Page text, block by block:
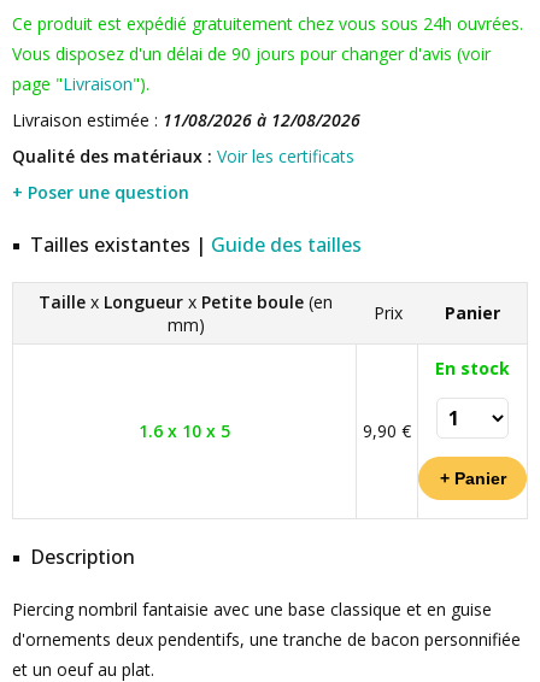
Ce produit est expédié gratuitement chez vous sous 24h ouvrées.
Vous disposez d'un délai de 90 jours pour changer d'avis (voir
page "Livraison").
Livraison estimée : 11/08/2026 à 12/08/2026
Qualité des matériaux : Voir les certificats
+ Poser une question
Tailles existantes | Guide des tailles
Taille x Longueur x Petite boule (en
mm)
Prix Panier
1.6 x 10 x 5 9,90 €
En stock
Description
Piercing nombril fantaisie avec une base classique et en guise
d'ornements deux pendentifs, une tranche de bacon personnifiée
et un oeuf au plat.